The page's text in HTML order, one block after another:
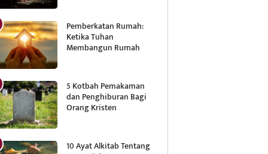
Pemberkatan Rumah:
Ketika Tuhan
Membangun Rumah
5 Kotbah Pemakaman
dan Penghiburan Bagi
Orang Kristen
10 Ayat Alkitab Tentang